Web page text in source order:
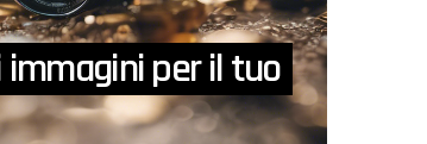
immagini per il tuo